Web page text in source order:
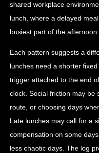
shared workplace
lunch, where a delayed
busiest part of the afternoon.
Each pattern suggests a
lunches need a shorter
trigger attached to the end
clock. Social friction may be
route, or choosing days
Late lunches may call for a
compensation on some
less chaotic days. The log